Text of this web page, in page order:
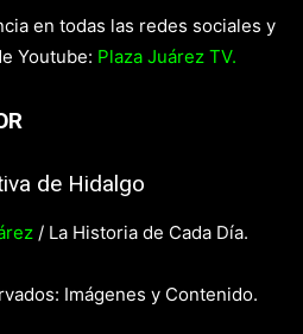
en todas las redes sociales y
Youtube: Plaza Juárez TV.
de Hidalgo
/ La Historia de Cada Día.
Imágenes y Contenido.